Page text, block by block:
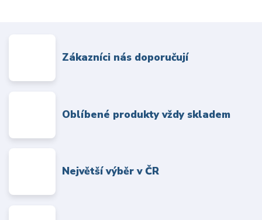
Zákazníci nás doporučují
Oblíbené produkty vždy skladem
Největší výběr v ČR